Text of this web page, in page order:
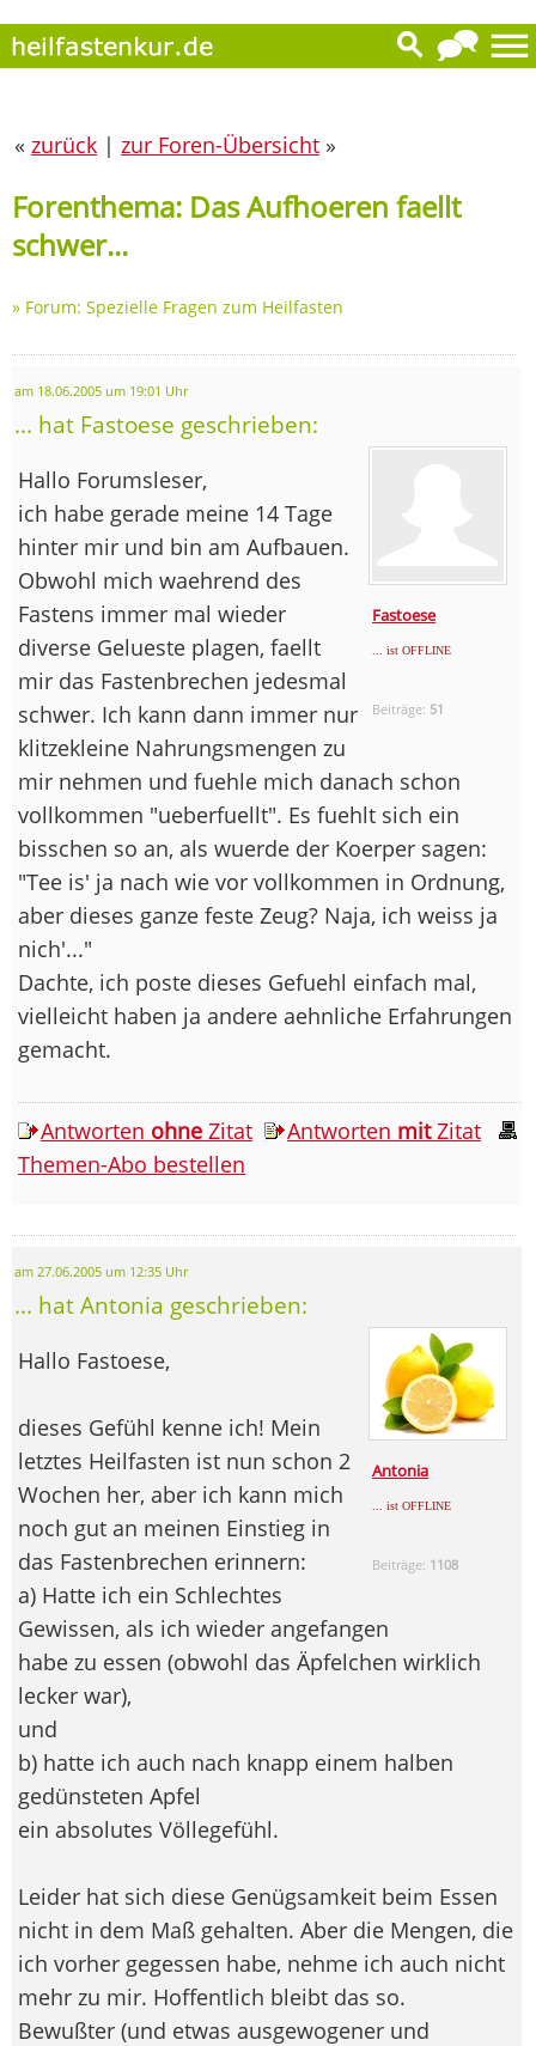
« zurück | zur Foren-Übersicht »
Forenthema: Das Aufhoeren faellt
schwer...
» Forum: Spezielle Fragen zum Heilfasten
am 18.06.2005 um 19:01 Uhr
... hat Fastoese geschrieben:
Fastoese
... ist OFFLINE
Beiträge: 51
Hallo Forumsleser,
ich habe gerade meine 14 Tage
hinter mir und bin am Aufbauen.
Obwohl mich waehrend des
Fastens immer mal wieder
diverse Gelueste plagen, faellt
mir das Fastenbrechen jedesmal
schwer. Ich kann dann immer nur
klitzekleine Nahrungsmengen zu
mir nehmen und fuehle mich danach schon
vollkommen "ueberfuellt". Es fuehlt sich ein
bisschen so an, als wuerde der Koerper sagen:
"Tee is' ja nach wie vor vollkommen in Ordnung,
aber dieses ganze feste Zeug? Naja, ich weiss ja
nich'..."
Dachte, ich poste dieses Gefuehl einfach mal,
vielleicht haben ja andere aehnliche Erfahrungen
gemacht.
Antworten ohne Zitat Antworten mitZitat
Themen-Abo bestellen
am 27.06.2005 um 12:35 Uhr
... hat Antonia geschrieben:
Antonia
... ist OFFLINE
Beiträge: 1108
Hallo Fastoese,
dieses Gefühl kenne ich! Mein
letztes Heilfasten ist nun schon 2
Wochen her, aber ich kann mich
noch gut an meinen Einstieg in
das Fastenbrechen erinnern:
a) Hatte ich ein Schlechtes
Gewissen, als ich wieder angefangen
habe zu essen (obwohl das Äpfelchen wirklich
lecker war),
und
b) hatte ich auch nach knapp einem halben
gedünsteten Apfel
ein absolutes Völlegefühl.
Leider hat sich diese Genügsamkeit beim Essen
nicht in dem Maß gehalten. Aber die Mengen, die
ich vorher gegessen habe, nehme ich auch nicht
mehr zu mir. Hoffentlich bleibt das so.
Bewußter (und etwas ausgewogener und